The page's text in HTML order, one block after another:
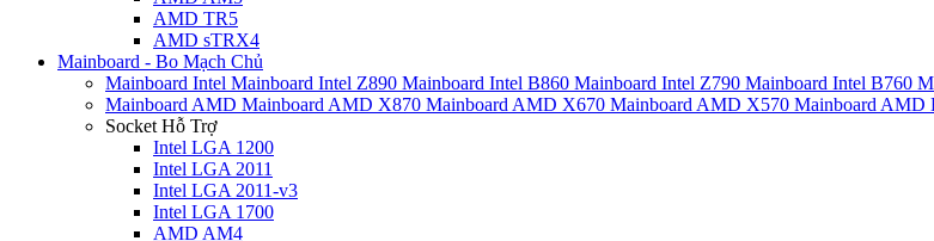
AMD TR5
AMD sTRX4
Mainboard - Bo Mạch Chủ
Mainboard Intel Mainboard Intel Z890 Mainboard Intel B860 Mainboard Intel Z790 Mainboard Intel B760
Mainboard AMD Mainboard AMD X870 Mainboard AMD X670 Mainboard AMD X570 Mainboard AMD
Socket Hỗ Trợ
Intel LGA 1200
Intel LGA 2011
Intel LGA 2011-v3
Intel LGA 1700
AMD AM4